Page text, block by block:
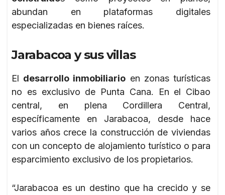
abundan en plataformas digitales
especializadas en bienes raíces.
Jarabacoa y sus villas
El desarrollo inmobiliario en zonas turísticas
no es exclusivo de Punta Cana. En el Cibao
central, en plena Cordillera Central,
específicamente en Jarabacoa, desde hace
varios años crece la construcción de viviendas
con un concepto de alojamiento turístico o para
esparcimiento exclusivo de los propietarios.
“Jarabacoa es un destino que ha crecido y se